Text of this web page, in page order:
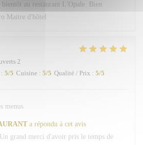
au restaurant L'Opale. Bien
Maitre d'hôtel
2
: 5/5 Cuisine : 5/5 Qualité / Prix : 5/5
menus
a répondu à cet avis
grand merci d'avoir pris le temps de